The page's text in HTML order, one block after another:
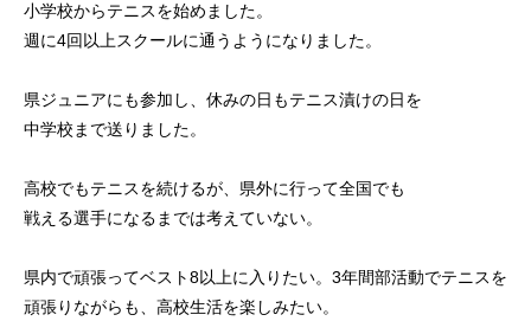
小学校からテニスを始めました。
週に4回以上スクールに通うようになりました。
県ジュニアにも参加し、休みの日もテニス漬けの日を
中学校まで送りました。
高校でもテニスを続けるが、県外に行って全国でも
戦える選手になるまでは考えていない。
県内で頑張ってベスト8以上に入りたい。3年間部活動でテニスを
頑張りながらも、高校生活を楽しみたい。